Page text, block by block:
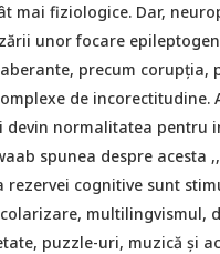
mai fiziologice. Dar,
unor focare
precum corupția,
de incorectitudine.
normalitatea pentru
spunea despre acesta
rezervei cognitive sunt
multilingvismul,
puzzle-uri, muzică și